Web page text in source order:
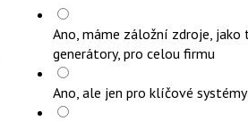
Ano, máme záložní zdroje, jako
generátory, pro celou firmu
Ano, ale jen pro klíčové systémy